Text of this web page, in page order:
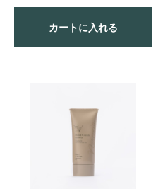
カートに入れる